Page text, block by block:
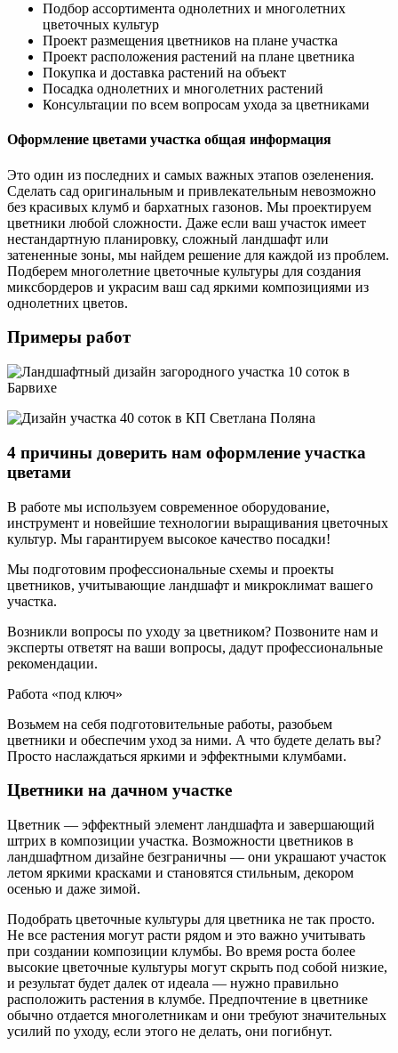
Подбор ассортимента однолетних и многолетних
цветочных культур
Проект размещения цветников на плане участка
Проект расположения растений на плане цветника
Покупка и доставка растений на объект
Посадка однолетних и многолетних растений
Консультации по всем вопросам ухода за цветниками
Оформление цветами участка общая информация
Это один из последних и самых важных этапов озеленения.
Сделать сад оригинальным и привлекательным невозможно
без красивых клумб и бархатных газонов. Мы проектируем
цветники любой сложности. Даже если ваш участок имеет
нестандартную планировку, сложный ландшафт или
затененные зоны, мы найдем решение для каждой из проблем.
Подберем многолетние цветочные культуры для создания
миксбордеров и украсим ваш сад яркими композициями из
однолетних цветов.
Примеры работ
4 причины доверить нам оформление участка
цветами
В работе мы используем современное оборудование,
инструмент и новейшие технологии выращивания цветочных
культур. Мы гарантируем высокое качество посадки!
Мы подготовим профессиональные схемы и проекты
цветников, учитывающие ландшафт и микроклимат вашего
участка.
Возникли вопросы по уходу за цветником? Позвоните нам и
эксперты ответят на ваши вопросы, дадут профессиональные
рекомендации.
Работа «под ключ»
Возьмем на себя подготовительные работы, разобьем
цветники и обеспечим уход за ними. А что будете делать вы?
Просто наслаждаться яркими и эффектными клумбами.
Цветники на дачном участке
Цветник — эффектный элемент ландшафта и завершающий
штрих в композиции участка. Возможности цветников в
ландшафтном дизайне безграничны — они украшают участок
летом яркими красками и становятся стильным, декором
осенью и даже зимой.
Подобрать цветочные культуры для цветника не так просто.
Не все растения могут расти рядом и это важно учитывать
при создании композиции клумбы. Во время роста более
высокие цветочные культуры могут скрыть под собой низкие,
и результат будет далек от идеала — нужно правильно
расположить растения в клумбе. Предпочтение в цветнике
обычно отдается многолетникам и они требуют значительных
усилий по уходу, если этого не делать, они погибнут.